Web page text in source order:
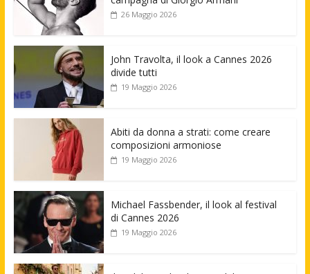
26 Maggio 2026
John Travolta, il look a Cannes 2026
divide tutti
19 Maggio 2026
Abiti da donna a strati: come creare
composizioni armoniose
19 Maggio 2026
Michael Fassbender, il look al festival
di Cannes 2026
19 Maggio 2026